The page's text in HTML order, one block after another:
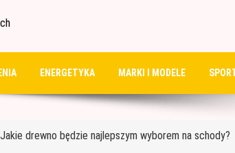
ENERGETYKA MARKI I MODELE
Materiały budowlane potrzebne do ocieplenia garażu
Jakie drewno będzie najlepszym wyborem na schody?
Jak wybrać dobre drewno konstrukcyjne?